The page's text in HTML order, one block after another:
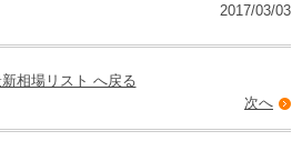
2017/03/03
相場リスト へ戻る
次へ